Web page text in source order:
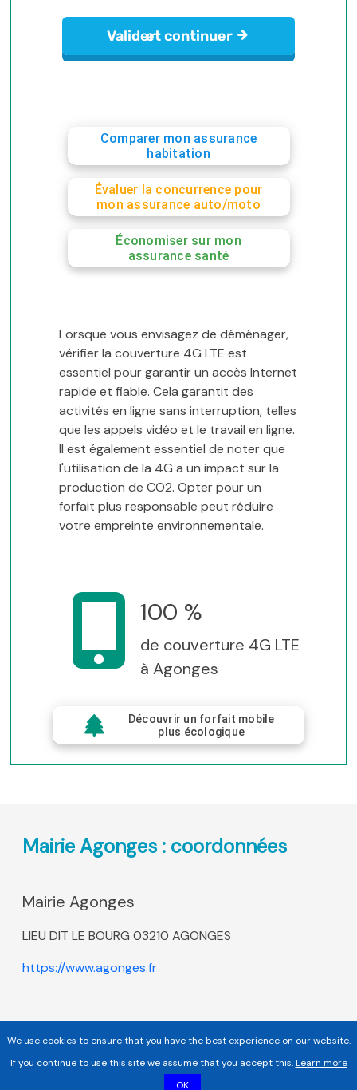
Comparer mon assurance
habitation
Évaluer la concurrence pour
mon assurance auto/moto
Économiser sur mon
assurance santé
Lorsque vous envisagez de déménager,
vérifier la couverture 4G LTE est
essentiel pour garantir un accès Internet
rapide et fiable. Cela garantit des
activités en ligne sans interruption, telles
que les appels vidéo et le travail en ligne.
Il est également essentiel de noter que
l'utilisation de la 4G a un impact sur la
production de CO2. Opter pour un
forfait plus responsable peut réduire
votre empreinte environnementale.
100 %
de couverture 4G LTE
à Agonges
Découvrir un forfait mobile
plus écologique
Mairie Agonges : coordonnées
Mairie Agonges
LIEU DIT LE BOURG 03210 AGONGES
https://www.agonges.fr
We use cookies to ensure that you have the best experience on our website.
If you continue to use this site we assume that you accept this.Learn more
OK